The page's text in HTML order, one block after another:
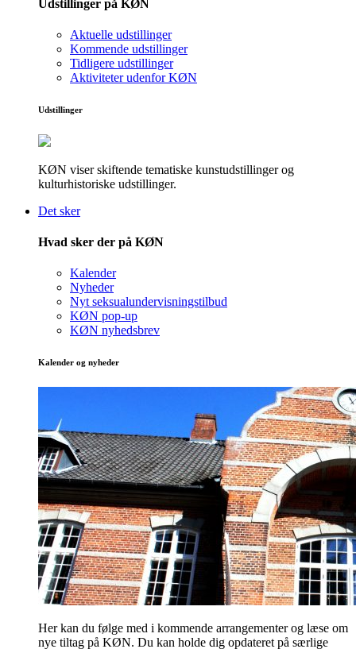
Udstillinger på KØN
Aktuelle udstillinger
Kommende udstillinger
Tidligere udstillinger
Aktiviteter udenfor KØN
Udstillinger
KØN viser skiftende tematiske kunstudstillinger og
kulturhistoriske udstillinger.
Det sker
Hvad sker der på KØN
Kalender
Nyheder
Nyt seksualundervisningstilbud
KØN pop-up
KØN nyhedsbrev
Kalender og nyheder
Her kan du følge med i kommende arrangementer og læse om
nye tiltag på KØN. Du kan holde dig opdateret på særlige